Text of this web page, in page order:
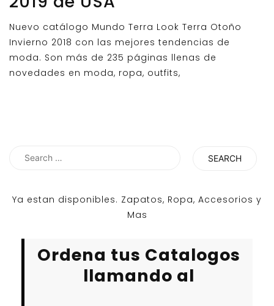
Nuevo catálogo Mundo Terra Look Terra Otoño
Invierno 2018 con las mejores tendencias de
moda. Son más de 235 páginas llenas de
novedades en moda, ropa, outfits,
Search
Ya estan disponibles. Zapatos, Ropa, Accesorios y
Mas
Ordena tus Catalogos
llamando al